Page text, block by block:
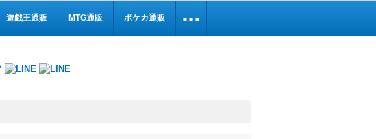
遊戯王通販 MTG通販 ポケカ通販